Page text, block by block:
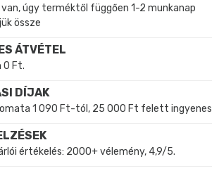
úgy terméktől függően 1-2 munkanap
össze
ÁTVÉTEL
0 Ft.
DÍJAK
1 090 Ft-tól, 25 000 Ft felett ingyenes
értékelés: 2000+ vélemény, 4,9/5.